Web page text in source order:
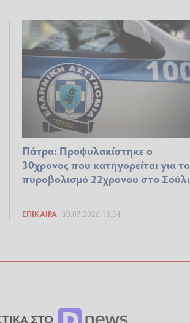
Πάτρα: Προφυλακίστηκε ο
30χρονος που κατηγορείται για
πυροβολισμό 22χρονου στο Σούλι
ΕΠΊΚΑΙΡΑ 30.07.2026 18:34
ΣΤΟ